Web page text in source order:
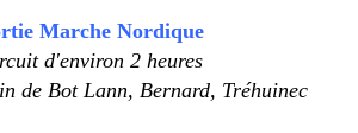
Marche Nordique
d'environ 2 heures
de Bot Lann, Bernard, Tréhuinec